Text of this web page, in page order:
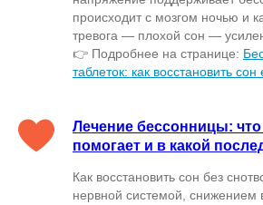
происходит с мозгом ночью и
тревога — плохой сон —
👉 Подробнее на странице:
таблеток: как восстановить сон
Лечение бессонницы:
помогает и в какой
Как восстановить сон без
нервной системой, снижением